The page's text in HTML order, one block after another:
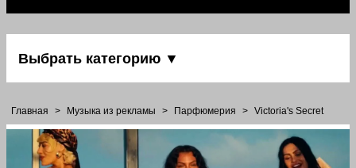
Выбрать категорию ▼
Главная > Музыка из рекламы > Парфюмерия > Victoria's Secret